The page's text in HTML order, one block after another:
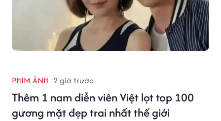
PHIM ẢNH 2 giờ trước
Thêm 1 nam diễn viên Việt lọt top 100
gương mặt đẹp trai nhất thế giới